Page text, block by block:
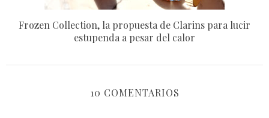
Frozen Collection, la propuesta de Clarins para lucir
estupenda a pesar del calor
10 COMENTARIOS